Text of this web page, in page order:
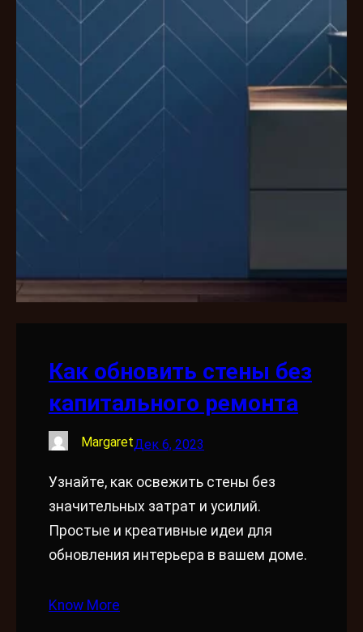
Как обновить стены без
капитального ремонта
MargaretДек 6, 2023
Узнайте, как освежить стены без
значительных затрат и усилий.
Простые и креативные идеи для
обновления интерьера в вашем доме.
Know More